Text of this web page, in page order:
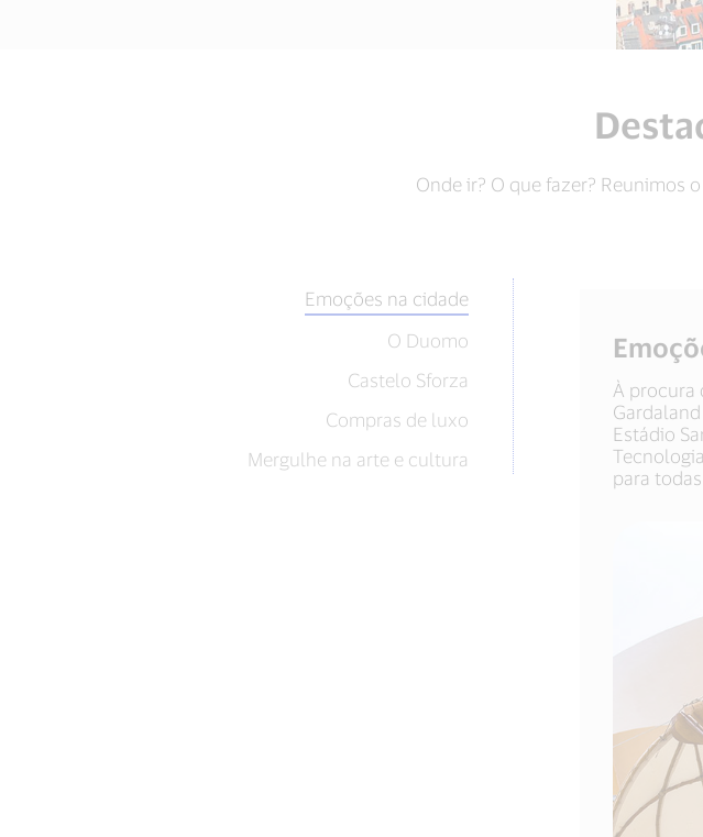
Onde ir? O que fazer? Reunimos
Emoções na cidade
O Duomo
Castelo Sforza
Compras de luxo
Mergulhe na arte e cultura
À procura
Estádio
para